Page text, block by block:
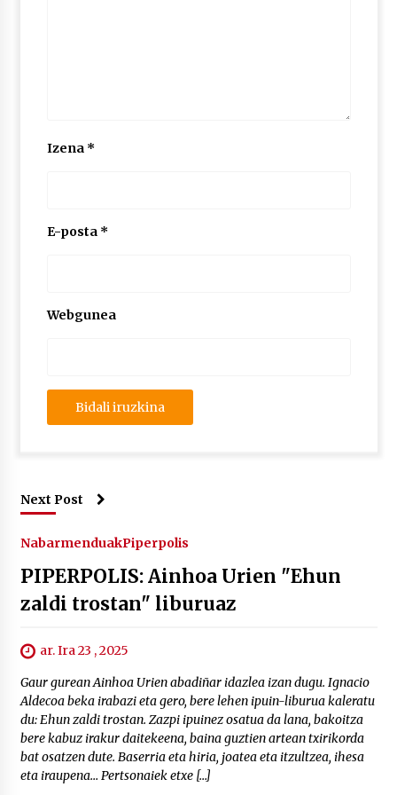
Izena *
E-posta *
Webgunea
Next Post
NabarmenduakPiperpolis
PIPERPOLIS: Ainhoa Urien "Ehun
zaldi trostan" liburuaz
ar. Ira 23 , 2025
Gaur gurean Ainhoa Urien abadiñar idazlea izan dugu. Ignacio
Aldecoa beka irabazi eta gero, bere lehen ipuin-liburua kaleratu
du: Ehun zaldi trostan. Zazpi ipuinez osatua da lana, bakoitza
bere kabuz irakur daitekeena, baina guztien artean txirikorda
bat osatzen dute. Baserria eta hiria, joatea eta itzultzea, ihesa
eta iraupena… Pertsonaiek etxe […]